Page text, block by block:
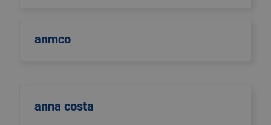
anmco
anna costa